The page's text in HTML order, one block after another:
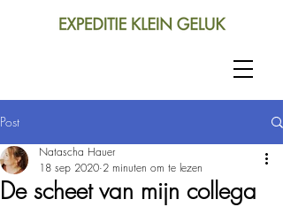
Post
De scheet van mijn collega
Natascha Hauer
18 sep 2020 2 minuten om te lezen